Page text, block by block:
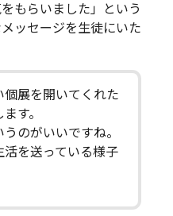
もらいました」という
ッセージを生徒にいた
展を開いてくれた
す。
のがいいですね。
を送っている様子